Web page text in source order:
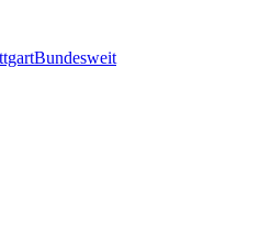
Bundesweit